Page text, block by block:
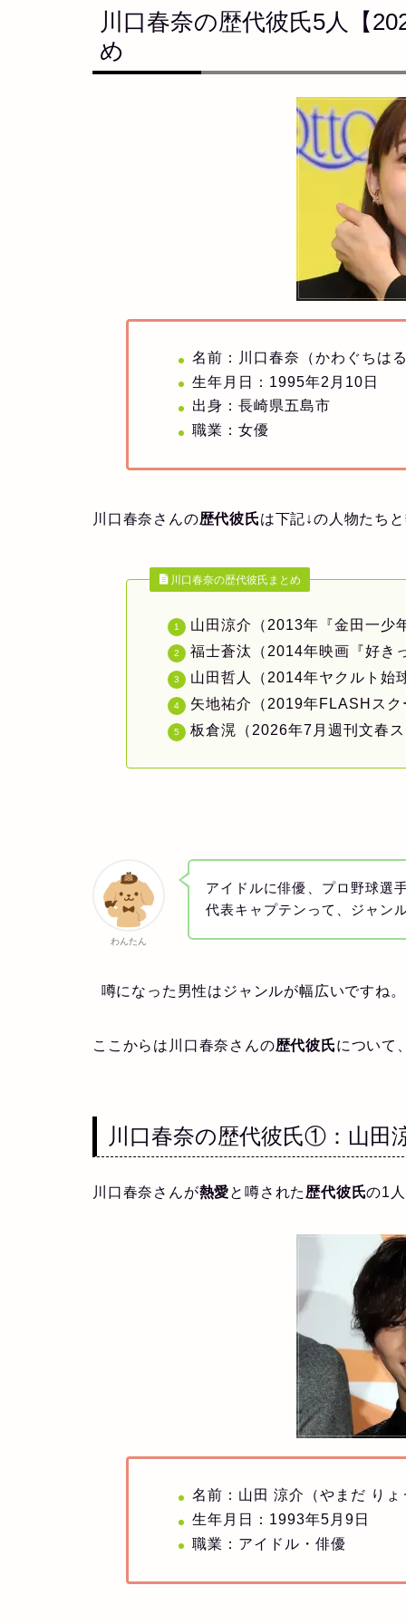
川口春奈の歴代彼氏5人【
め
名前：川口春奈（かわぐちは
生年月日：1995年2月10日
出身：長崎県五島市
職業：女優
川口春奈さんの歴代彼氏は下記↓の人物たちと
川口春奈の歴代彼氏まとめ
山田涼介（2013年『金田一少
福士蒼汰（2014年映画『好き
山田哲人（2014年ヤクルト始
矢地祐介（2019年FLASHス
板倉滉（2026年7月週刊文春
わんたん
アイドルに俳優、プロ野球選
代表キャプテンって、ジャン
噂になった男性はジャンルが幅広いですね。
ここからは川口春奈さんの歴代彼氏について
川口春奈の歴代彼氏①：山田
川口春奈さんが熱愛と噂された 歴代彼氏の1
名前：山田 涼介（やまだ りょ
生年月日：1993年5月9日
職業：アイドル・俳優